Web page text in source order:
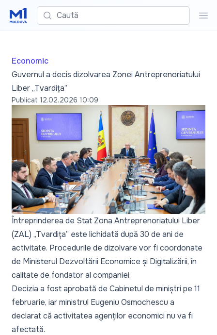
Caută
Economic
Guvernul a decis dizolvarea Zonei Antreprenoriatului
Liber „Tvardița”
Publicat 12.02.2026 10:09
Întreprinderea de Stat Zona Antreprenoriatului Liber
(ZAL) „Tvardița” este lichidată după 30 de ani de
activitate. Procedurile de dizolvare vor fi coordonate
de Ministerul Dezvoltării Economice și Digitalizării, în
calitate de fondator al companiei.
Decizia a fost aprobată de Cabinetul de miniștri pe 11
februarie, iar ministrul Eugeniu Osmochescu a
declarat că activitatea agenților economici nu va fi
afectată.